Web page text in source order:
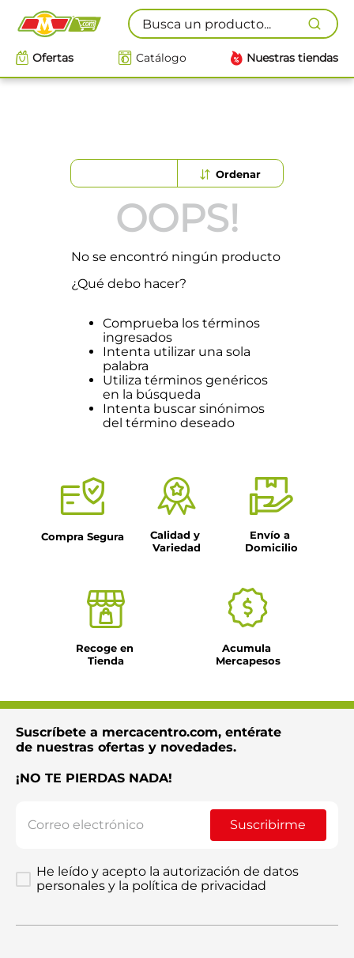
Busca un producto...
Ofertas Catálogo Nuestras tiendas
OOPS!
No se encontró ningún producto
¿Qué debo hacer?
Comprueba los términos
ingresados
Intenta utilizar una sola
palabra
Utiliza términos genéricos
en la búsqueda
Intenta buscar sinónimos
del término deseado
Compra Segura
Calidad y
Variedad
Envío a
Domicilio
Recoge en
Tienda
Acumula
Mercapesos
Suscríbete a mercacentro.com, entérate
de nuestras ofertas y novedades.
¡NO TE PIERDAS NADA!
Suscribirme
He leído y acepto la autorización de datos
personales y la política de privacidad